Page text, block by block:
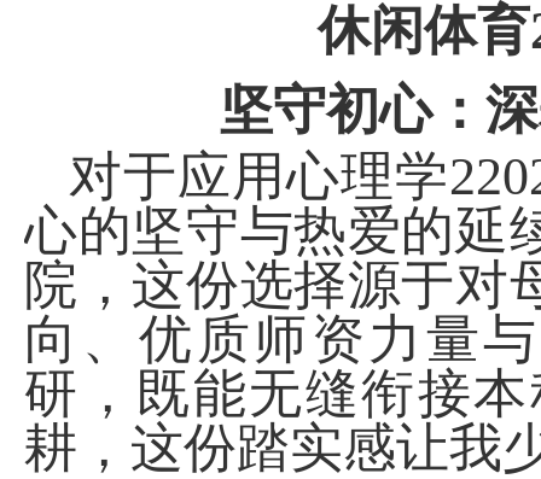
休闲体育
坚守初心：
对于应用心理学
心的坚守与热爱的延
院，这份选择源于对
向、优质师资力量
研，既能无缝衔接
耕，这份踏实感让我